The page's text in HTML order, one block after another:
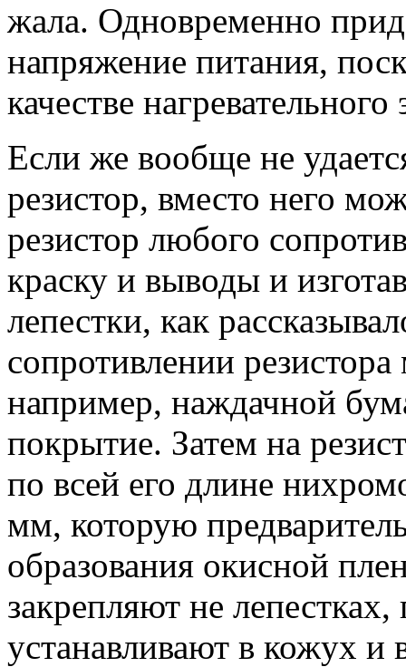
жала. Одновременно
напряжение питания,
качестве
Если же вообще не
резистор, вместо него
резистор любого
краску и выводы и
лепестки, как
сопротивлении
например, наждачной
покрытие. Затем на
по всей его длине
мм, которую
образования окисной
закрепляют не лепестках,
устанавливают в кожух и